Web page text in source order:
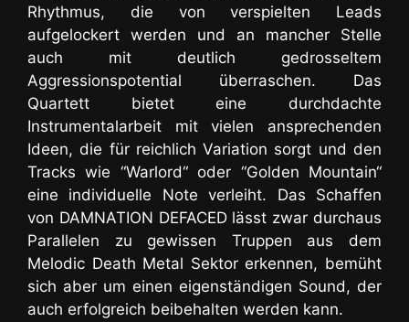
Rhythmus, die von verspielten Leads
aufgelockert werden und an mancher Stelle
auch mit deutlich gedrosseltem
Aggressionspotential überraschen. Das
Quartett bietet eine durchdachte
Instrumentalarbeit mit vielen ansprechenden
Ideen, die für reichlich Variation sorgt und den
Tracks wie “Warlord“ oder “Golden Mountain“
eine individuelle Note verleiht. Das Schaffen
von DAMNATION DEFACED lässt zwar durchaus
Parallelen zu gewissen Truppen aus dem
Melodic Death Metal Sektor erkennen, bemüht
sich aber um einen eigenständigen Sound, der
auch erfolgreich beibehalten werden kann.